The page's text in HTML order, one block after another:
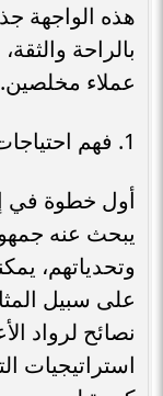
هذه الواجهة
بالراحة
عملاء مخلصين.
1. فهم احتياجات الجمهور
أول خطوة في
يبحث عنه
وتحدياتهم،
على سبيل
نصائح لرواد
استراتيجيات